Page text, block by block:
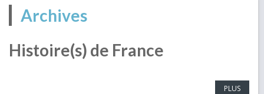
Archives
Histoire(s) de France
PLUS